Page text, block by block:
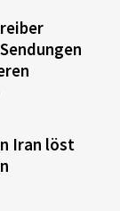
Iran löst